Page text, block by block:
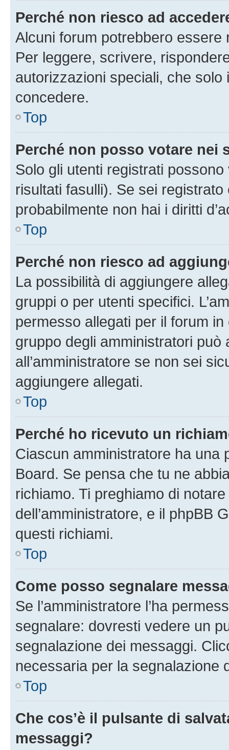
Perché non riesco ad
Alcuni forum potrebbero
Per leggere, scrivere,
autorizzazioni speciali, che solo
concedere.
Top
Perché non posso votare nei
Solo gli utenti registrati
risultati fasulli). Se sei
probabilmente non hai i diritti
Top
Perché non riesco ad
La possibilità di aggiungere
gruppi o per utenti specifici.
permesso allegati per il forum
gruppo degli amministratori può
all’amministratore se non sei
aggiungere allegati.
Top
Perché ho ricevuto un
Ciascun amministratore ha una
Board. Se pensa che tu ne
richiamo. Ti preghiamo di
dell’amministratore, e il phpBB
questi richiami.
Top
Come posso segnalare
Se l’amministratore l’ha
segnalare: dovresti vedere un
segnalazione dei messaggi.
necessaria per la segnalazione
Top
Che cos’è il pulsante di
messaggi?